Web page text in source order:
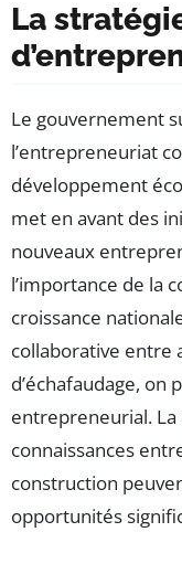
La
Le gouvernement
l’entrepreneuriat
développement
met en avant des
nouveaux
l’importance de la
croissance
collaborative entre
d’échafaudage, on
entrepreneurial.
connaissances
construction
opportunités